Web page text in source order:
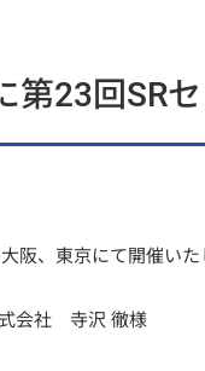
第23回SR
阪、東京にて開催い
式会社 寺沢 徹様